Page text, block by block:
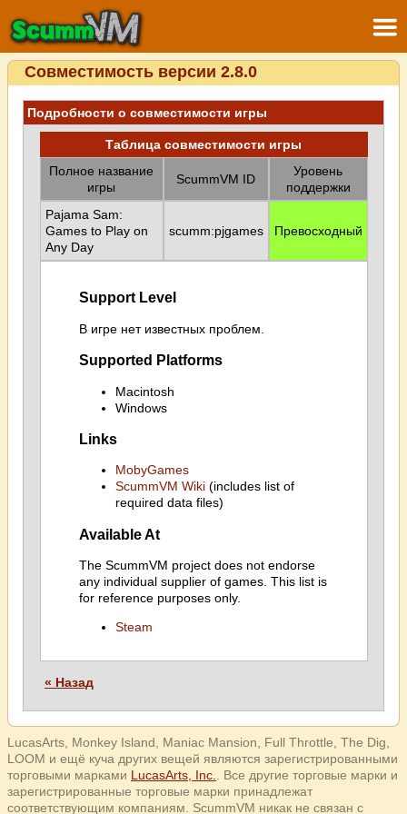
Совместимость версии 2.8.0
Подробности о совместимости игры
Таблица совместимости игры
Полное название
игры
ScummVM ID
Уровень
поддержки
Pajama Sam:
Games to Play on
Any Day
scumm:pjgames Превосходный
Support Level
В игре нет известных проблем.
Supported Platforms
Macintosh
Windows
Links
MobyGames
ScummVM Wiki(includes list of
required data files)
Available At
The ScummVM project does not endorse
any individual supplier of games. This list is
for reference purposes only.
Steam
« Назад
LucasArts, Monkey Island, Maniac Mansion, Full Throttle, The Dig,
LOOM и ещё куча других вещей являются зарегистрированными
торговыми марками LucasArts, Inc.
. Все другие торговые марки и
зарегистрированные торговые марки принадлежат
соответствующим компаниям. ScummVM никак не связан с